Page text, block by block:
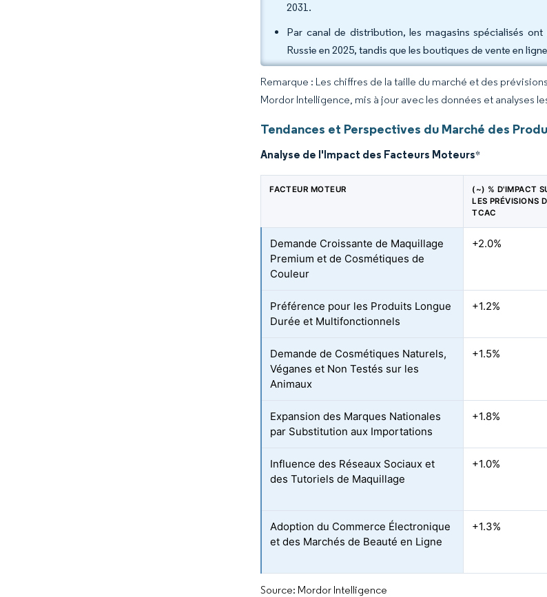
2031.
Par canal de distribution, les magasins spécialisés
Russie en 2025, tandis que les boutiques de vente en
Remarque : Les chiffres de la taille du marché et des
Mordor Intelligence, mis à jour avec les données et analyses
Tendances et Perspectives du Marché des
Analyse de l'Impact des Facteurs Moteurs*
FACTEUR MOTEUR
(~) % D'IMPACT
LES PRÉVISIONS
TCAC
Demande Croissante de Maquillage
Premium et de Cosmétiques de
Couleur
+2.0%
Préférence pour les Produits Longue
Durée et Multifonctionnels
+1.2%
Demande de Cosmétiques Naturels,
Véganes et Non Testés sur les
Animaux
+1.5%
Expansion des Marques Nationales
par Substitution aux Importations
+1.8%
Influence des Réseaux Sociaux et
des Tutoriels de Maquillage
+1.0%
Adoption du Commerce Électronique
et des Marchés de Beauté en Ligne
+1.3%
Source: Mordor Intelligence